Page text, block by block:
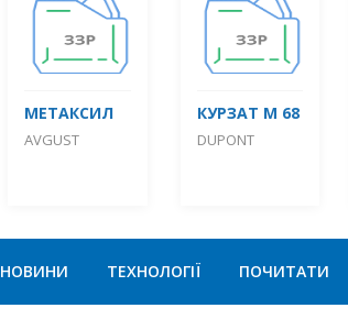
МЕТАКСИЛ
AVGUST
КУРЗАТ М 68
DUPONT
НОВИНИ ТЕХНОЛОГІЇ ПОЧИТАТИ